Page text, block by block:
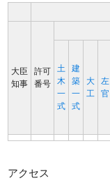
大臣
知事
許可
番号
土
木
一
式
建
築
一
式
大
工
左
官
アクセス